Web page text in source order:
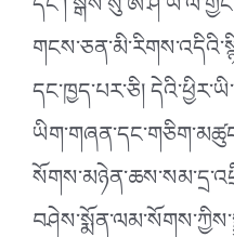
དང་ཁྱད་པར་ཅི།